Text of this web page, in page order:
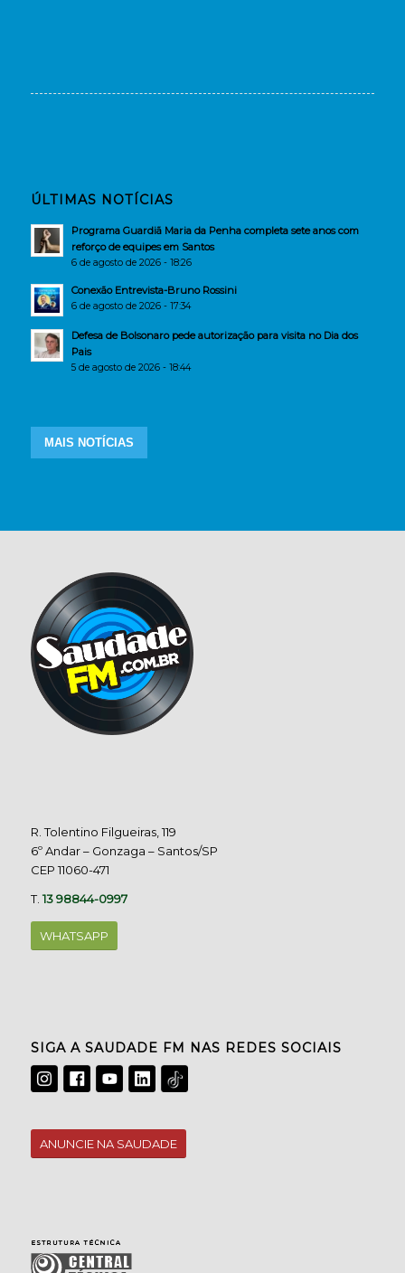
ÚLTIMAS NOTÍCIAS
Programa Guardiã Maria da Penha completa sete anos com
reforço de equipes em Santos
6 de agosto de 2026 - 18:26
Conexão Entrevista-Bruno Rossini
6 de agosto de 2026 - 17:34
Defesa de Bolsonaro pede autorização para visita no Dia dos
Pais
5 de agosto de 2026 - 18:44
MAIS NOTÍCIAS
R. Tolentino Filgueiras, 119
6º Andar – Gonzaga – Santos/SP
CEP 11060-471
T.13 98844-0997
WHATSAPP
SIGA A SAUDADE FM NAS REDES SOCIAIS
ANUNCIE NA SAUDADE